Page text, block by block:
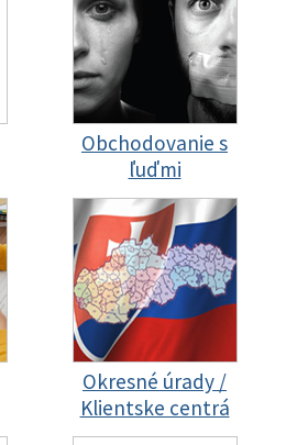
Obchodovanie s
ľuďmi
Okresné úrady /
Klientske centrá